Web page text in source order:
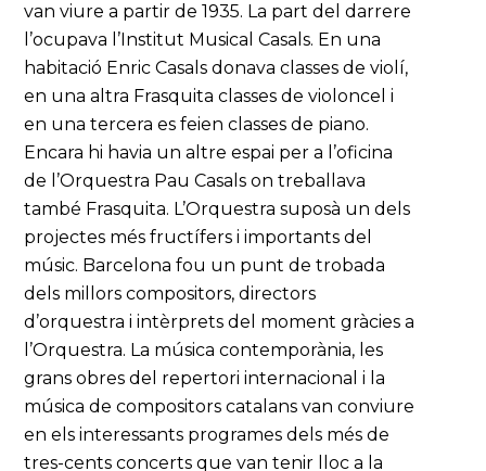
van viure a partir de 1935. La part del darrere
l’ocupava l’Institut Musical Casals. En una
habitació Enric Casals donava classes de violí,
en una altra Frasquita classes de violoncel i
en una tercera es feien classes de piano.
Encara hi havia un altre espai per a l’oficina
de l’Orquestra Pau Casals on treballava
també Frasquita. L’Orquestra suposà un dels
projectes més fructífers i importants del
músic. Barcelona fou un punt de trobada
dels millors compositors, directors
d’orquestra i intèrprets del moment gràcies a
l’Orquestra. La música contemporània, les
grans obres del repertori internacional i la
música de compositors catalans van conviure
en els interessants programes dels més de
tres-cents concerts que van tenir lloc a la